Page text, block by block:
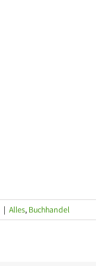
| Alles, Buchhandel